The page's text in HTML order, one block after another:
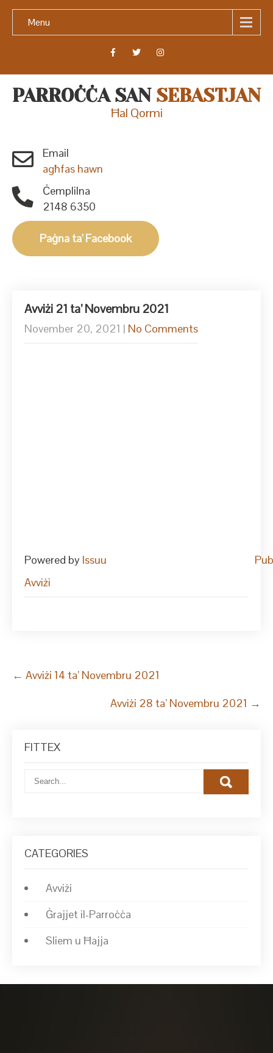
Menu
PARROĊĊA SAN SEBASTJAN
Ħal Qormi
Email
agħfas hawn
Ċemplilna
2148 6350
Paġna ta' Facebook
Avviżi 21 ta’ Novembru 2021
November 20, 2021 | No Comments
Powered by Issuu
Avviżi
Post
navigation
← Avviżi 14 ta’ Novembru 2021
Avviżi 28 ta’ Novembru 2021 →
FITTEX
CATEGORIES
Avviżi
Ġrajjet il-Parroċċa
Sliem u Ħajja